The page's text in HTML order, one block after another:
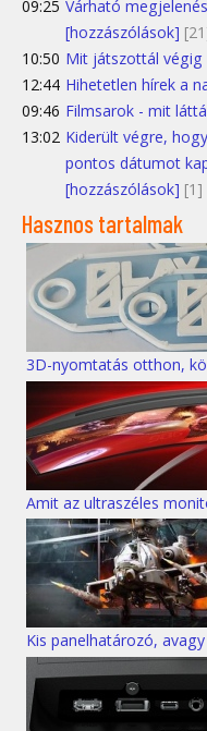
09:25 Várható
[hozzászólások]
10:50 Mit játszottál végig
12:44 Hihetetlen hírek a
09:46 Filmsarok - mit
13:02 Kiderült végre,
pontos dátumot
[hozzászólások] [1]
Hasznos tartalmak
3D-nyomtatás otthon,
Amit az ultraszéles
Kis panelhatározó,